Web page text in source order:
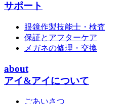
サポート
眼鏡作製技能士・検査
保証とアフターケア
メガネの修理・交換
about
アイ&アイについて
ごあいさつ